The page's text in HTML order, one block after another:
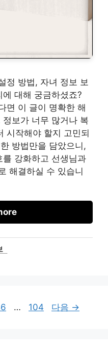
정 방법, 자녀 정보 보
대해 궁금하셨죠?
면 이 글이 명확한 해
보가 너무 많거나 복
시작해야 할지 고민되
방법만을 담았으니,
강화하고 선생님과
해결하실 수 있습니
…
페
104 다음 →